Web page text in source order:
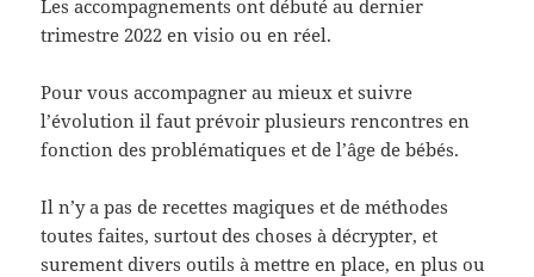
Les accompagnements ont débuté au dernier
trimestre 2022 en visio ou en réel.
Pour vous accompagner au mieux et suivre
l’évolution il faut prévoir plusieurs rencontres en
fonction des problématiques et de l’âge de bébés.
Il n’y a pas de recettes magiques et de méthodes
toutes faites, surtout des choses à décrypter, et
surement divers outils à mettre en place, en plus ou